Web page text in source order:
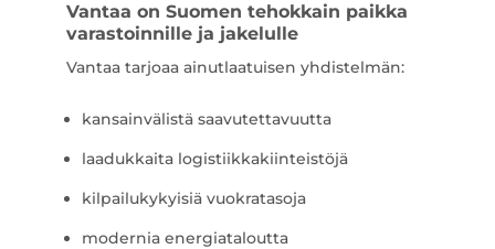
Vantaa on Suomen tehokkain paikka
varastoinnille ja jakelulle
Vantaa tarjoaa ainutlaatuisen yhdistelmän:
kansainvälistä saavutettavuutta
laadukkaita logistiikkakiinteistöjä
kilpailukykyisiä vuokratasoja
modernia energiataloutta